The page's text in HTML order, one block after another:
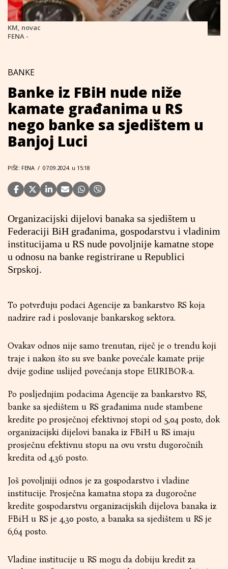
KM, novac
FENA -
BANKE
Banke iz FBiH nude niže
kamate građanima u RS
nego banke sa sjedištem u
Banjoj Luci
PIŠE: FENA / 07.09.2024. u 15:18
Organizacijski dijelovi banaka sa sjedištem u
Federaciji BiH građanima, gospodarstvu i vladinim
institucijama u RS nude povoljnije kamatne stope
u odnosu na banke registrirane u Republici
Srpskoj.
To potvrđuju podaci Agencije za bankarstvo RS koja
nadzire rad i poslovanje bankarskog sektora.
Ovakav odnos nije samo trenutan, riječ je o trendu koji
traje i nakon što su sve banke povećale kamate prije
dvije godine uslijed povećanja stope EURIBOR-a.
Po posljednjim podacima Agencije za bankarstvo RS,
banke sa sjedištem u RS građanima nude stambene
kredite po prosječnoj efektivnoj stopi od 5,04 posto, dok
organizacijski dijelovi banaka iz FBiH u RS imaju
prosječnu efektivnu stopu na ovu vrstu dugoročnih
kredita od 4,36 posto.
Još povoljniji odnos je za gospodarstvo i vladine
institucije. Prosječna kamatna stopa za dugoročne
kredite gospodarstvu organizacijskih dijelova banaka iz
FBiH u RS je 4,30 posto, a banaka sa sjedištem u RS je
6,64 posto.
Vladine institucije u RS mogu da dobiju kredit za